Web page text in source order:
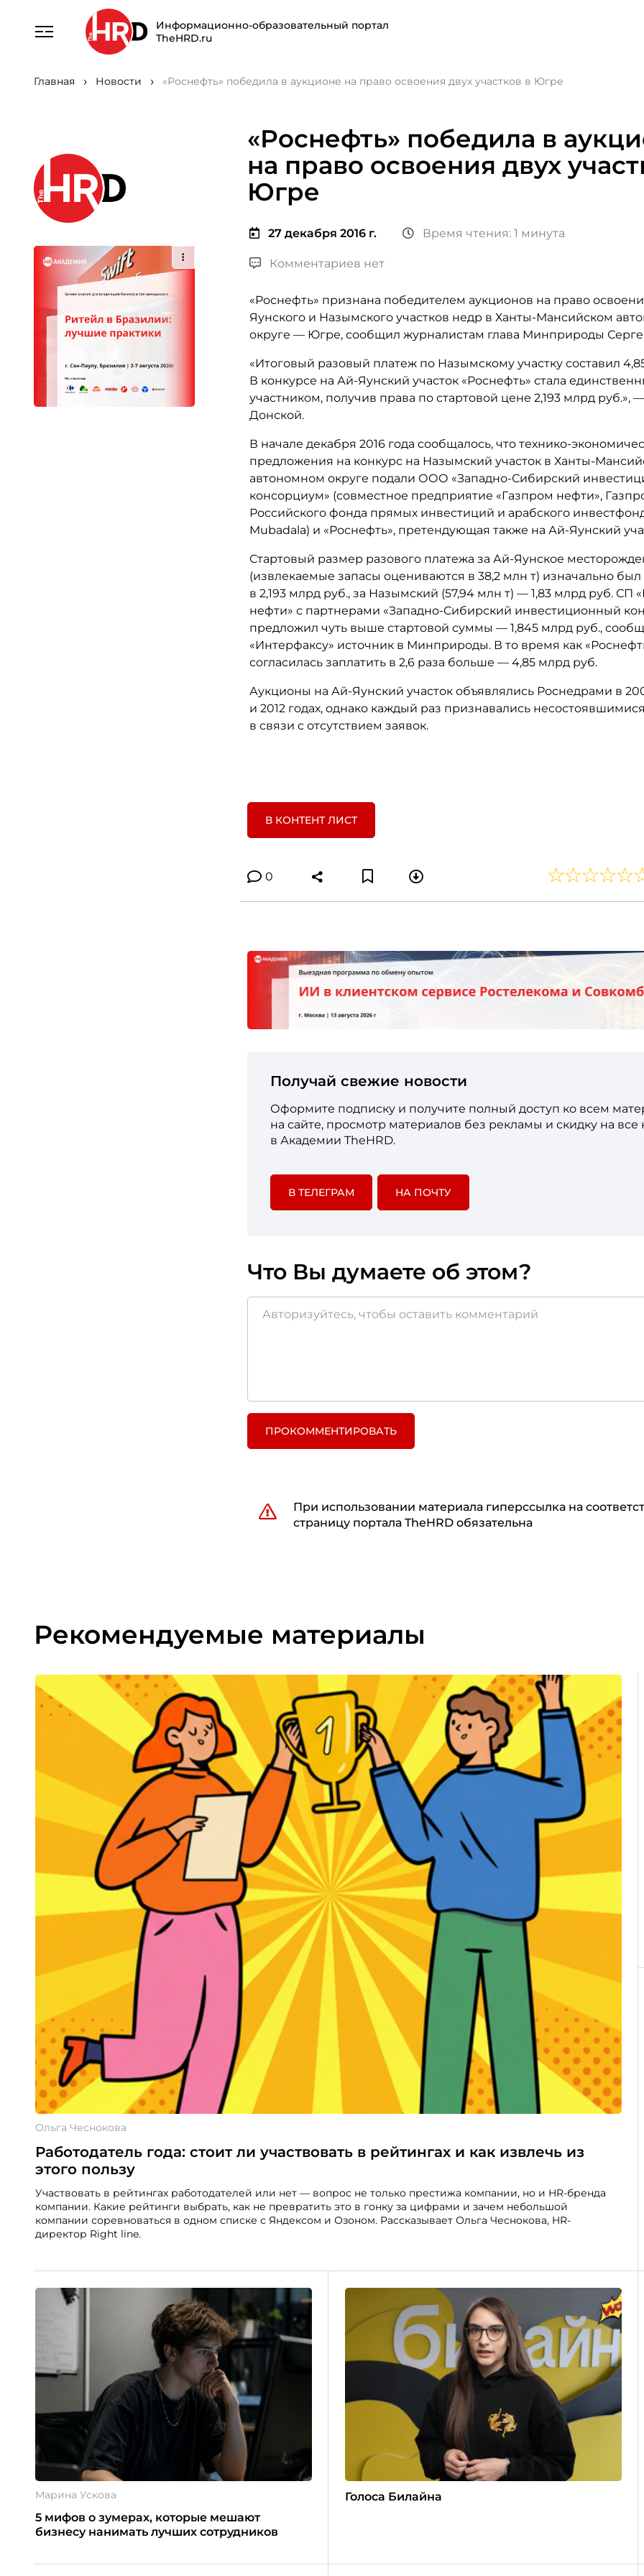
Информационно-образовательный портал
TheHRD.ru
Главная Новости «Роснефть» победила в аукционе на право освоения двух участков в Югре
«Роснефть» победила в
на право освоения двух
Югре
27 декабря 2016 г. Время чтения: 1 минута
Комментариев нет
«Роснефть» признана победителем аукционов на право
Яунского и Назымского участков недр в Ханты-Мансийском
округе — Югре, сообщил журналистам глава Минприроды
«Итоговый разовый платеж по Назымскому участку составил
В конкурсе на Ай-Яунский участок «Роснефть» стала
участником, получив права по стартовой цене 2,193 млрд руб.»,
Донской.
В начале декабря 2016 года сообщалось, что технико-
предложения на конкурс на Назымский участок в Ханты-
автономном округе подали ООО «Западно-Сибирский
консорциум» (совместное предприятие «Газпром нефти»,
Российского фонда прямых инвестиций и арабского
Mubadala) и «Роснефть», претендующая также на Ай-Яунский
Стартовый размер разового платежа за Ай-Яунское
(извлекаемые запасы оцениваются в 38,2 млн т) изначально
в 2,193 млрд руб., за Назымский (57,94 млн т) — 1,83 млрд руб. СП
нефти» с партнерами «Западно-Сибирский инвестиционный
предложил чуть выше стартовой суммы — 1,845 млрд руб.,
«Интерфаксу» источник в Минприроды. В то время как
согласилась заплатить в 2,6 раза больше — 4,85 млрд руб.
Аукционы на Ай-Яунский участок объявлялись Роснедрами в
и 2012 годах, однако каждый раз признавались несостоявшимися
в связи с отсутствием заявок.
В КОНТЕНТ ЛИСТ
0
Получай свежие новости
Оформите подписку и получите полный доступ ко всем
на сайте, просмотр материалов без рекламы и скидку на все
в Академии TheHRD.
В ТЕЛЕГРАМ НА ПОЧТУ
Что Вы думаете об этом?
ПРОКОММЕНТИРОВАТЬ
При использовании материала гиперссылка на
страницу портала TheHRD обязательна
Рекомендуемые материалы
Ольга Чеснокова
Работодатель года: стоит ли участвовать в рейтингах и как извлечь из
этого пользу
Участвовать в рейтингах работодателей или нет — вопрос не только престижа компании, но и HR-бренда
компании. Какие рейтинги выбрать, как не превратить это в гонку за цифрами и зачем небольшой
компании соревноваться в одном списке с Яндексом и Озоном. Рассказывает Ольга Чеснокова, HR-
директор Right line.
Марина Ускова
5 мифов о зумерах, которые мешают
бизнесу нанимать лучших сотрудников
Голоса Билайна